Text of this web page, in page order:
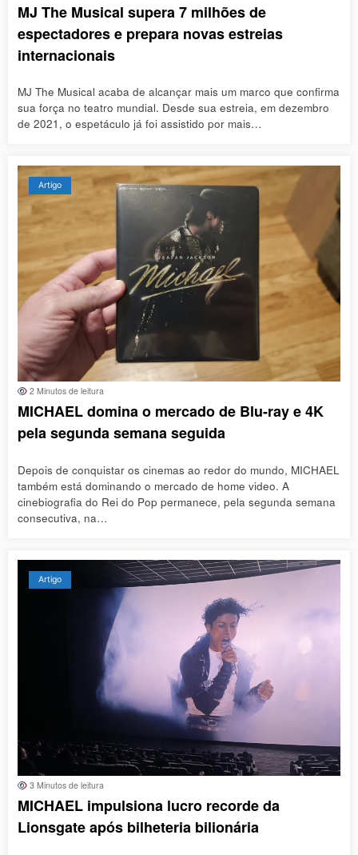
MJ The Musical supera 7 milhões de
espectadores e prepara novas estreias
internacionais
MJ The Musical acaba de alcançar mais um marco que confirma
sua força no teatro mundial. Desde sua estreia, em dezembro
de 2021, o espetáculo já foi assistido por mais…
Artigo
2 Minutos de leitura
MICHAEL domina o mercado de Blu-ray e 4K
pela segunda semana seguida
Depois de conquistar os cinemas ao redor do mundo, MICHAEL
também está dominando o mercado de home video. A
cinebiografia do Rei do Pop permanece, pela segunda semana
consecutiva, na…
Artigo
3 Minutos de leitura
MICHAEL impulsiona lucro recorde da
Lionsgate após bilheteria bilionária